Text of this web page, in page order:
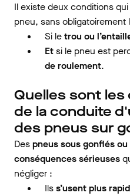
Il existe deux conditions
pneu, sans obligatoirement
Si letrou ou
Etsi le pneu est
de roulement.
Quelles sont
de la conduite
des pneus sur
Despneus sous gonflés
conséquences sérieuses
négliger :
Ilss’usent plus